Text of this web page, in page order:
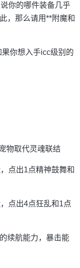
你的哪件装备几乎
，那么请用**附魔和
你想入手icc级别的
物取代灵魂联结
点出1点精神鼓舞和
点出4点狂乱和1点
续航能力，暴击能